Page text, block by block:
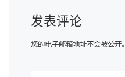
发表评论
您的电子邮箱地址不会被公开。